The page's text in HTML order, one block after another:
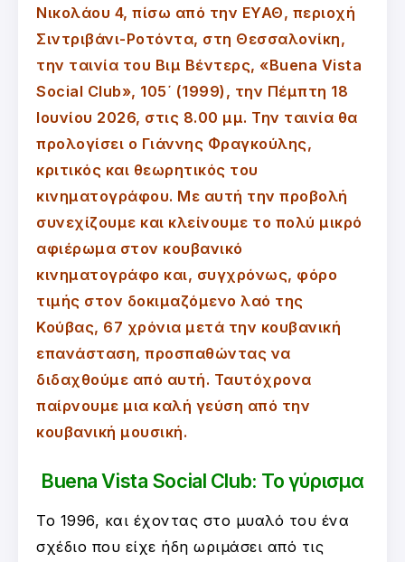
Νικολάου 4, πίσω από την ΕΥΑΘ, περιοχή
Σιντριβάνι-Ροτόντα, στη Θεσσαλονίκη,
την ταινία του Βιμ Βέντερς, «Buena Vista
Social Club», 105΄ (1999), την Πέμπτη 18
Ιουνίου 2026, στις 8.00 μμ. Την ταινία θα
προλογίσει ο Γιάννης Φραγκούλης,
κριτικός και θεωρητικός του
κινηματογράφου. Με αυτή την προβολή
συνεχίζουμε και κλείνουμε το πολύ μικρό
αφιέρωμα στον κουβανικό
κινηματογράφο και, συγχρόνως, φόρο
τιμής στον δοκιμαζόμενο λαό της
Κούβας, 67 χρόνια μετά την κουβανική
επανάσταση, προσπαθώντας να
διδαχθούμε από αυτή. Ταυτόχρονα
παίρνουμε μια καλή γεύση από την
κουβανική μουσική.
Buena Vista Social Club: Το γύρισμα
Το 1996, και έχοντας στο μυαλό του ένα
σχέδιο που είχε ήδη ωριμάσει από τις